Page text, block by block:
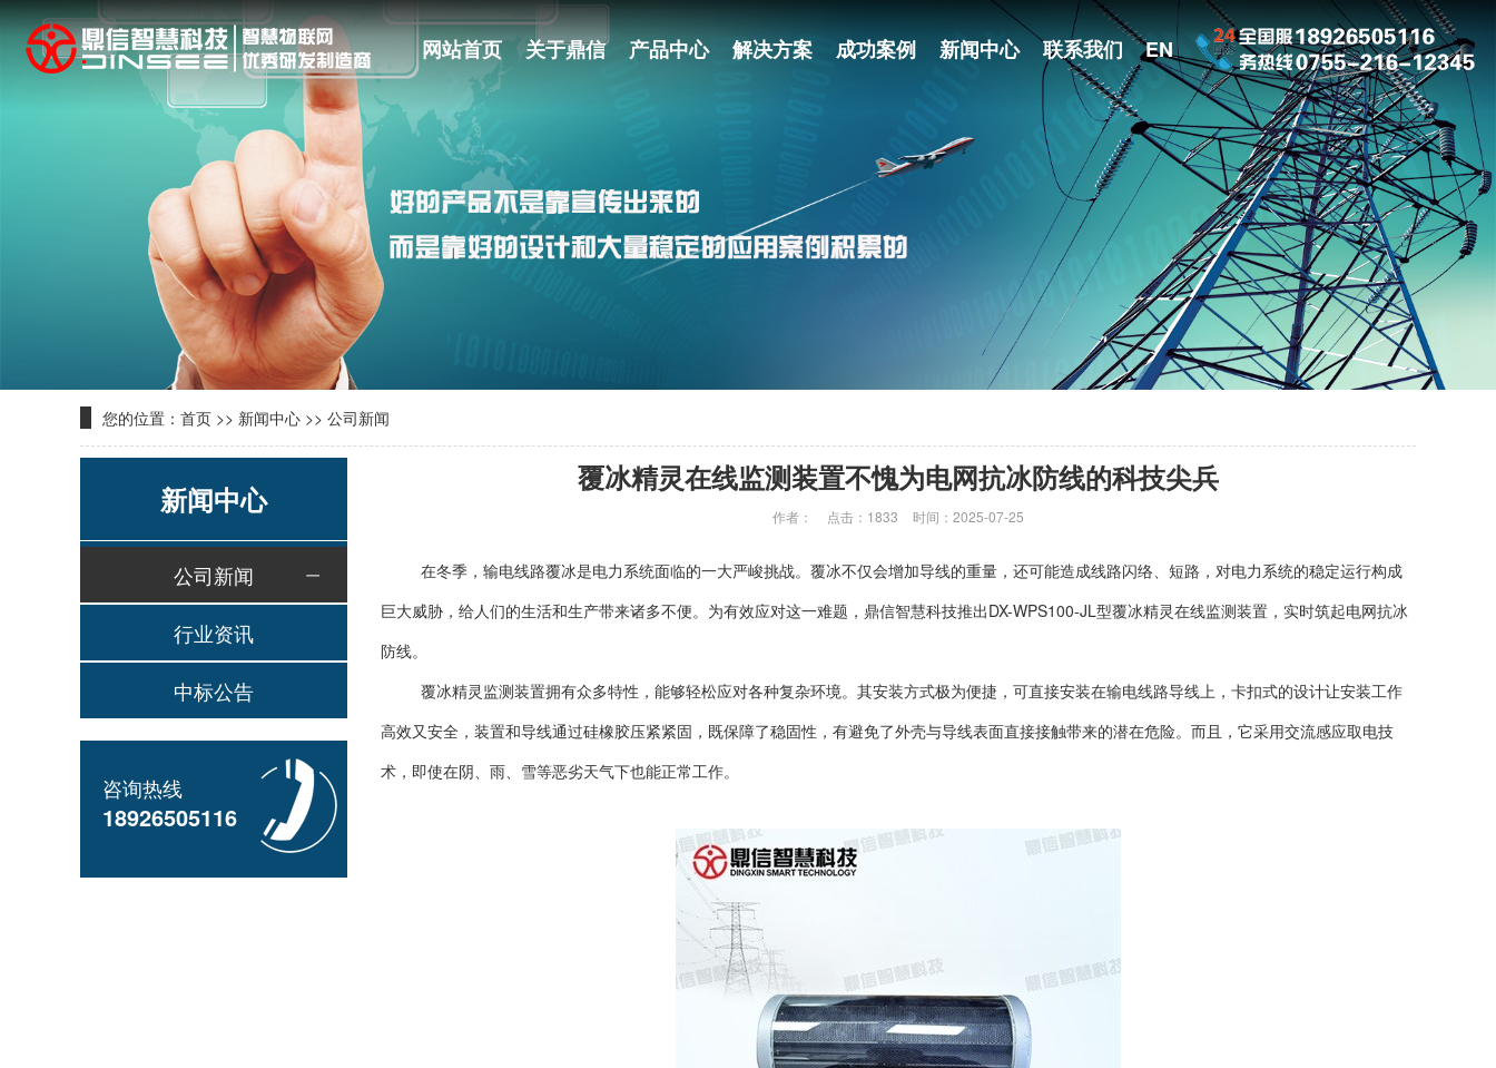
网站首页 关于鼎信 产品中心 解决方案 成功案例 新闻中心 联系我们 EN
您的位置： 首页 >> 新闻中心 >> 公司新闻
新闻中心
公司新闻
行业资讯
中标公告
咨询热线
18926505116
覆冰精灵在线监测装置不愧为电网抗冰防线的科技尖兵
作者： 点击：1833 时间：2025-07-25
在冬季，输电线路覆冰是电力系统面临的一大严峻挑战。覆冰不仅会增加导线的重量，还可能造成线路闪络、短路，对电力系统的稳定运行构成
巨大威胁，给人们的生活和生产带来诸多不便。为有效应对这一难题，鼎信智慧科技推出DX-WPS100-JL型覆冰精灵在线监测装置，实时筑起电网抗冰
防线。
覆冰精灵监测装置拥有众多特性，能够轻松应对各种复杂环境。其安装方式极为便捷，可直接安装在输电线路导线上，卡扣式的设计让安装工作
高效又安全，装置和导线通过硅橡胶压紧紧固，既保障了稳固性，有避免了外壳与导线表面直接接触带来的潜在危险。而且，它采用交流感应取电技
术，即使在阴、雨、雪等恶劣天气下也能正常工作。